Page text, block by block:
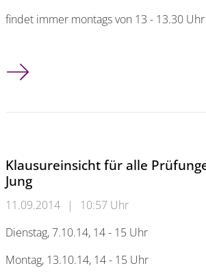
findet immer montags von 13 - 13.30
Sprechstunde Prof. Jung WS 2014/15
Klausureinsicht für alle
Jung
11.09.2014 |
10:57 Uhr
Dienstag, 7.10.14, 14 - 15 Uhr
Montag, 13.10.14, 14 - 15 Uhr